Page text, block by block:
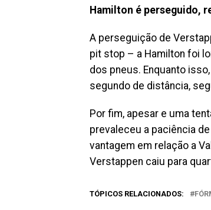
Hamilton é perseguido,
A perseguição de
pit stop – a Hamilton foi
dos pneus. Enquanto
segundo de distância,
Por fim, apesar e uma
prevaleceu a paciência
vantagem em relação a
Verstappen caiu para
TÓPICOS RELACIONADOS: